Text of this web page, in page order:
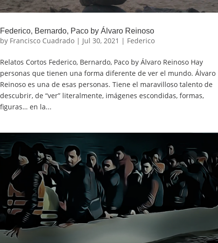
Federico, Bernardo, Paco by Álvaro Reinoso
by Francisco Cuadrado | Jul 30, 2021 | Federico
Relatos Cortos Federico, Bernardo, Paco by Álvaro Reinoso Hay
personas que tienen una forma diferente de ver el mundo. Álvaro
Reinoso es una de esas personas. Tiene el maravilloso talento de
descubrir, de “ver” literalmente, imágenes escondidas, formas,
figuras… en la...